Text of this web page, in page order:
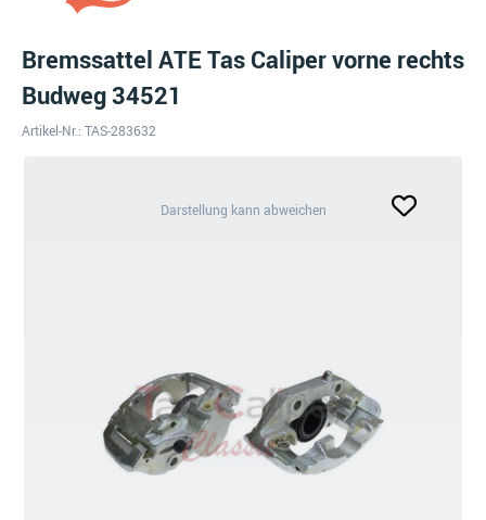
Bremssattel ATE Tas Caliper vorne rechts
Budweg 34521
Artikel-Nr.: TAS-283632
Darstellung kann abweichen